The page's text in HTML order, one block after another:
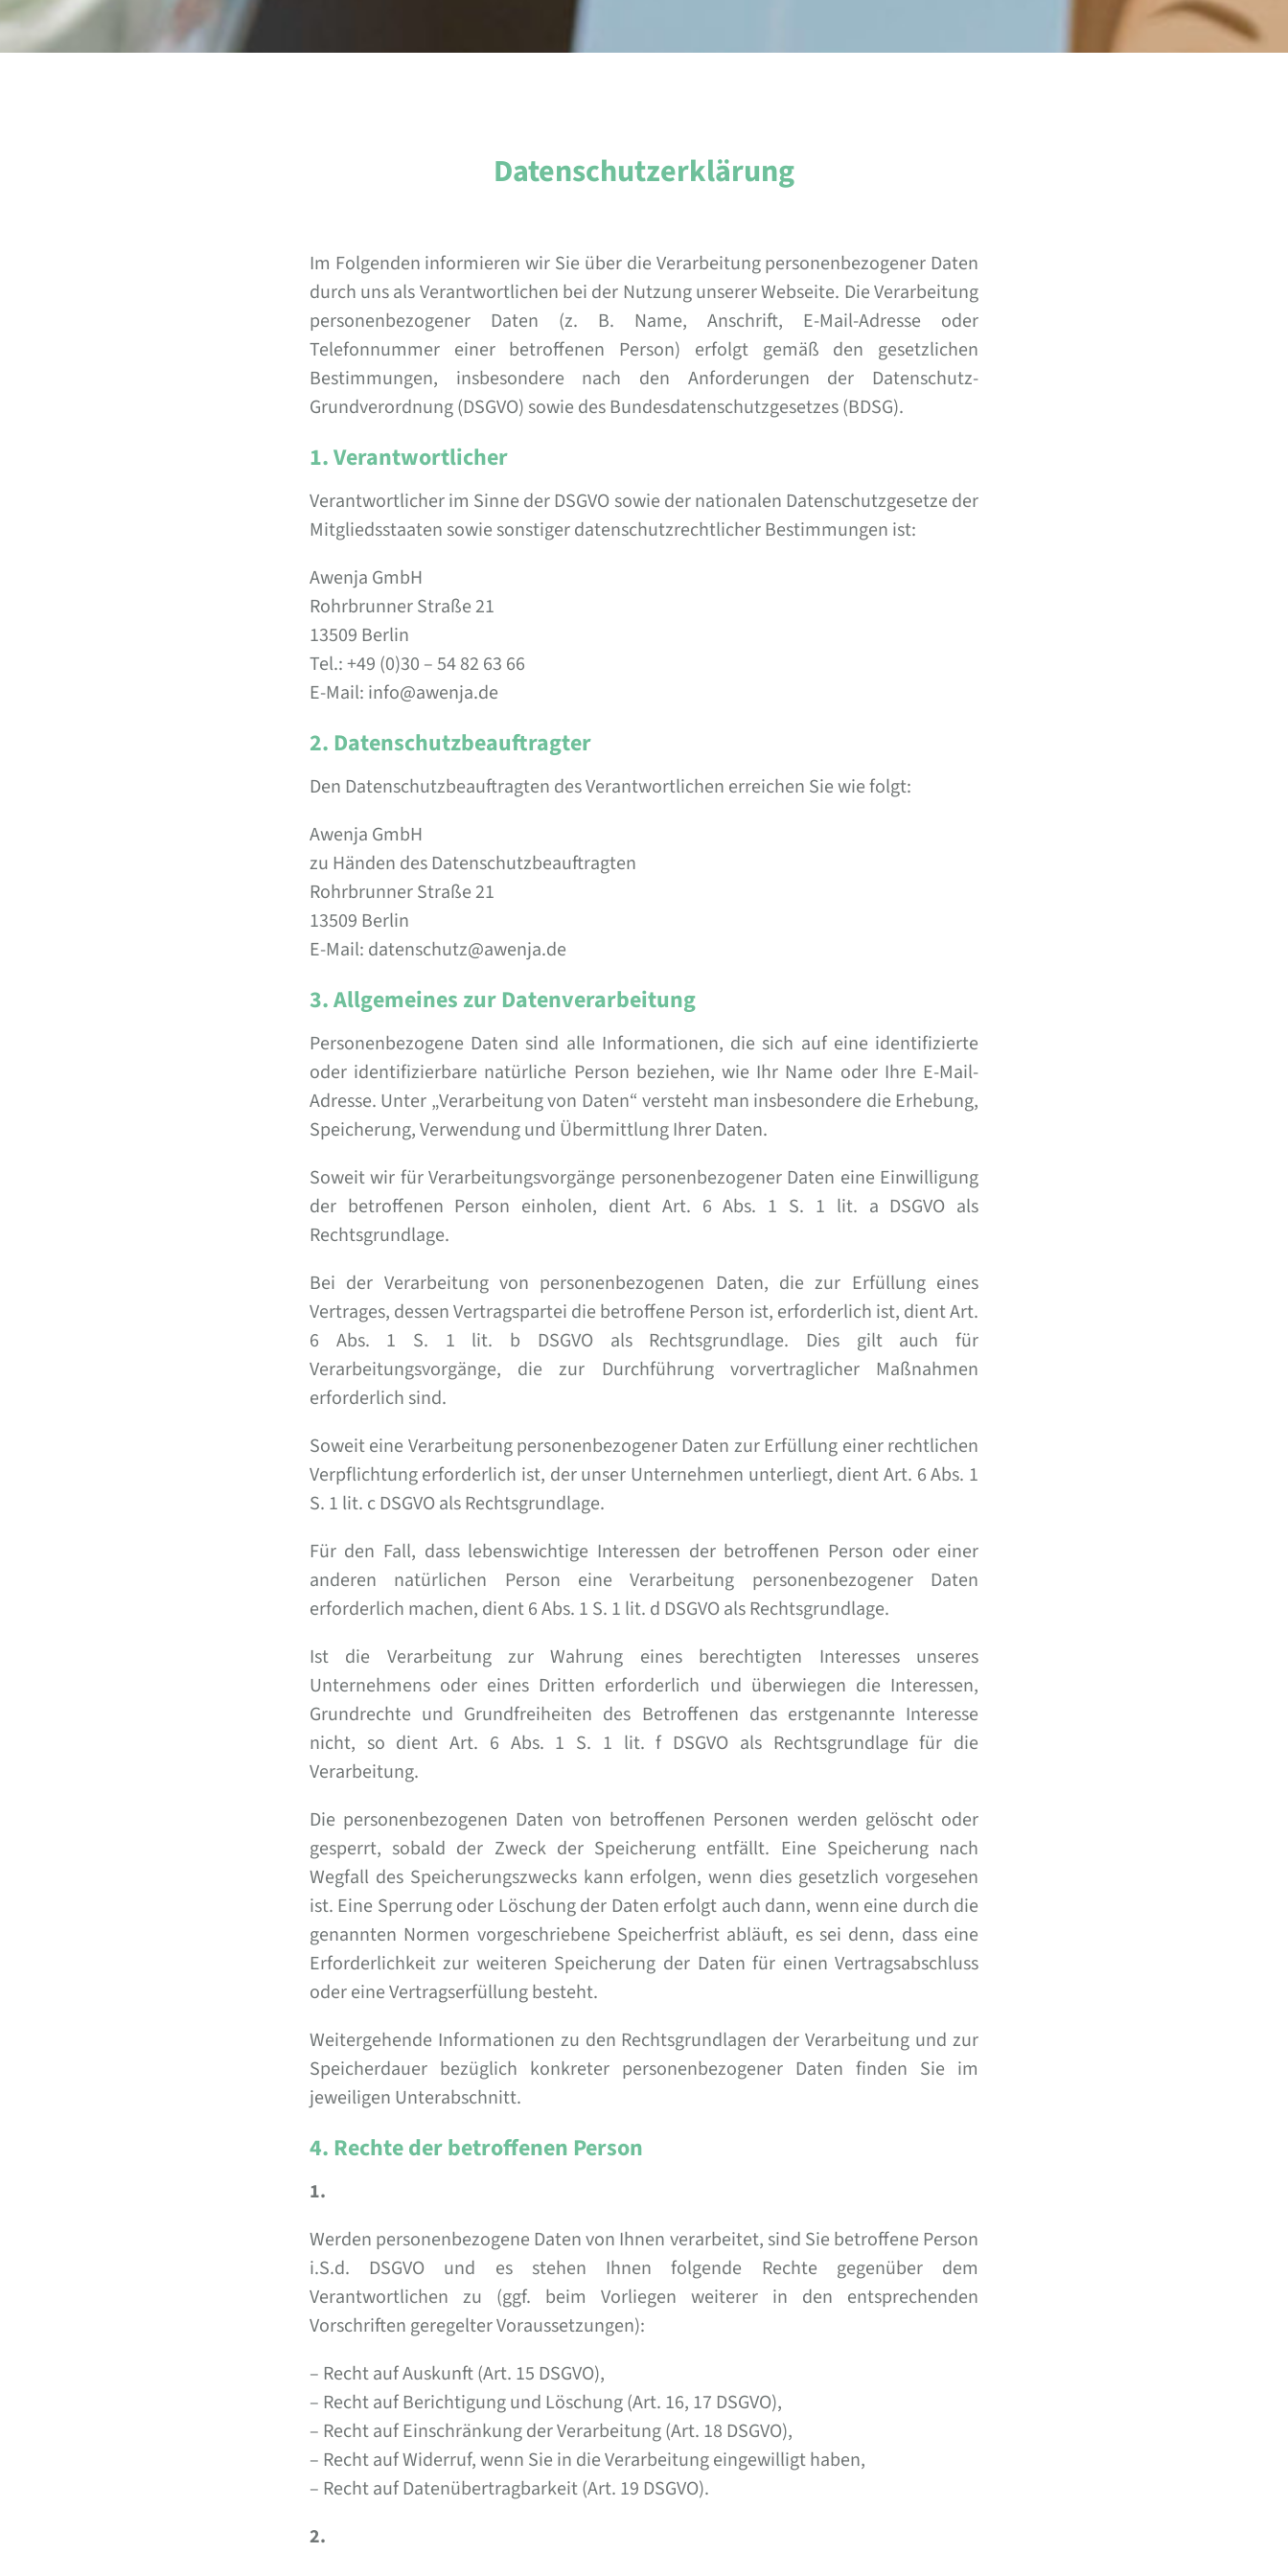
Datenschutzerklärung
Im Folgenden informieren wir Sie über die Verarbeitung personenbezogener Daten
durch uns als Verantwortlichen bei der Nutzung unserer Webseite. Die Verarbeitung
personenbezogener Daten (z. B. Name, Anschrift, E-Mail-Adresse oder
Telefonnummer einer betroffenen Person) erfolgt gemäß den gesetzlichen
Bestimmungen, insbesondere nach den Anforderungen der Datenschutz-
Grundverordnung (DSGVO) sowie des Bundesdatenschutzgesetzes (BDSG).
1. Verantwortlicher
Verantwortlicher im Sinne der DSGVO sowie der nationalen Datenschutzgesetze der
Mitgliedsstaaten sowie sonstiger datenschutzrechtlicher Bestimmungen ist:
Awenja GmbH
Rohrbrunner Straße 21
13509 Berlin
Tel.: +49 (0)30 – 54 82 63 66
E-Mail: info@awenja.de
2. Datenschutzbeauftragter
Den Datenschutzbeauftragten des Verantwortlichen erreichen Sie wie folgt:
Awenja GmbH
zu Händen des Datenschutzbeauftragten
Rohrbrunner Straße 21
13509 Berlin
E-Mail: datenschutz@awenja.de
3. Allgemeines zur Datenverarbeitung
Personenbezogene Daten sind alle Informationen, die sich auf eine identifizierte
oder identifizierbare natürliche Person beziehen, wie Ihr Name oder Ihre E-Mail-
Adresse. Unter „Verarbeitung von Daten“ versteht man insbesondere die Erhebung,
Speicherung, Verwendung und Übermittlung Ihrer Daten.
Soweit wir für Verarbeitungsvorgänge personenbezogener Daten eine Einwilligung
der betroffenen Person einholen, dient Art. 6 Abs. 1 S. 1 lit. a DSGVO als
Rechtsgrundlage.
Bei der Verarbeitung von personenbezogenen Daten, die zur Erfüllung eines
Vertrages, dessen Vertragspartei die betroffene Person ist, erforderlich ist, dient Art.
6 Abs. 1 S. 1 lit. b DSGVO als Rechtsgrundlage. Dies gilt auch für
Verarbeitungsvorgänge, die zur Durchführung vorvertraglicher Maßnahmen
erforderlich sind.
Soweit eine Verarbeitung personenbezogener Daten zur Erfüllung einer rechtlichen
Verpflichtung erforderlich ist, der unser Unternehmen unterliegt, dient Art. 6 Abs. 1
S. 1 lit. c DSGVO als Rechtsgrundlage.
Für den Fall, dass lebenswichtige Interessen der betroffenen Person oder einer
anderen natürlichen Person eine Verarbeitung personenbezogener Daten
erforderlich machen, dient 6 Abs. 1 S. 1 lit. d DSGVO als Rechtsgrundlage.
Ist die Verarbeitung zur Wahrung eines berechtigten Interesses unseres
Unternehmens oder eines Dritten erforderlich und überwiegen die Interessen,
Grundrechte und Grundfreiheiten des Betroffenen das erstgenannte Interesse
nicht, so dient Art. 6 Abs. 1 S. 1 lit. f DSGVO als Rechtsgrundlage für die
Verarbeitung.
Die personenbezogenen Daten von betroffenen Personen werden gelöscht oder
gesperrt, sobald der Zweck der Speicherung entfällt. Eine Speicherung nach
Wegfall des Speicherungszwecks kann erfolgen, wenn dies gesetzlich vorgesehen
ist. Eine Sperrung oder Löschung der Daten erfolgt auch dann, wenn eine durch die
genannten Normen vorgeschriebene Speicherfrist abläuft, es sei denn, dass eine
Erforderlichkeit zur weiteren Speicherung der Daten für einen Vertragsabschluss
oder eine Vertragserfüllung besteht.
Weitergehende Informationen zu den Rechtsgrundlagen der Verarbeitung und zur
Speicherdauer bezüglich konkreter personenbezogener Daten finden Sie im
jeweiligen Unterabschnitt.
4. Rechte der betroffenen Person
1.
Werden personenbezogene Daten von Ihnen verarbeitet, sind Sie betroffene Person
i.S.d. DSGVO und es stehen Ihnen folgende Rechte gegenüber dem
Verantwortlichen zu (ggf. beim Vorliegen weiterer in den entsprechenden
Vorschriften geregelter Voraussetzungen):
– Recht auf Auskunft (Art. 15 DSGVO),
– Recht auf Berichtigung und Löschung (Art. 16, 17 DSGVO),
– Recht auf Einschränkung der Verarbeitung (Art. 18 DSGVO),
– Recht auf Widerruf, wenn Sie in die Verarbeitung eingewilligt haben,
– Recht auf Datenübertragbarkeit (Art. 19 DSGVO).
2.